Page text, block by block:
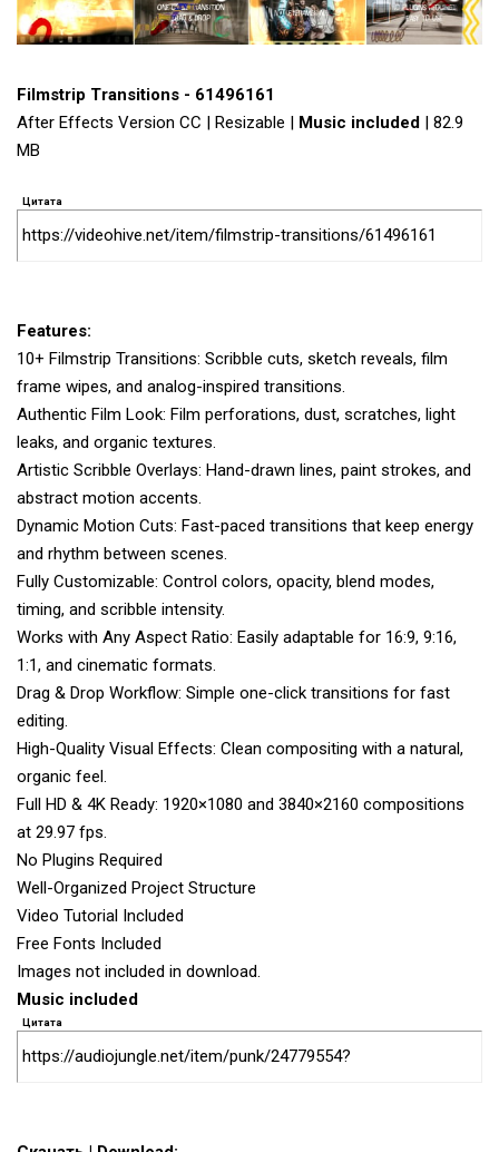
Filmstrip Transitions - 61496161
After Effects Version CC | Resizable | Music included | 82.9
MB
Цитата
https://videohive.net/item/filmstrip-transitions/61496161
Features:
10+ Filmstrip Transitions: Scribble cuts, sketch reveals, film
frame wipes, and analog-inspired transitions.
Authentic Film Look: Film perforations, dust, scratches, light
leaks, and organic textures.
Artistic Scribble Overlays: Hand-drawn lines, paint strokes, and
abstract motion accents.
Dynamic Motion Cuts: Fast-paced transitions that keep energy
and rhythm between scenes.
Fully Customizable: Control colors, opacity, blend modes,
timing, and scribble intensity.
Works with Any Aspect Ratio: Easily adaptable for 16:9, 9:16,
1:1, and cinematic formats.
Drag & Drop Workflow: Simple one-click transitions for fast
editing.
High-Quality Visual Effects: Clean compositing with a natural,
organic feel.
Full HD & 4K Ready: 1920×1080 and 3840×2160 compositions
at 29.97 fps.
No Plugins Required
Well-Organized Project Structure
Video Tutorial Included
Free Fonts Included
Images not included in download.
Music included
Цитата
https://audiojungle.net/item/punk/24779554?